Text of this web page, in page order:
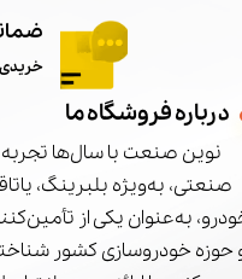
درباره فروشگاه ما
نوین صنعت با سال‌ها
صنعتی، به‌ویژه بلبرینگ،
به‌عنوان یکی از
حوزه خودروسازی کشور